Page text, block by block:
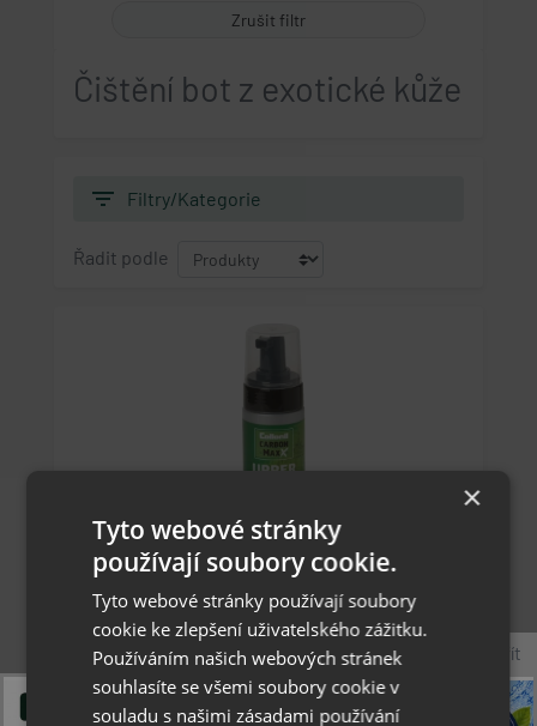
Zrušit filtr
Čištění bot z exotické kůže
filter_list Filtry/Kategorie
Řadit podle
Collonil Carbon MaxX Upper Cleaner 150 ml -
čistící pěna s micelární technologií
213 Kč
Zavřít
×
Tyto webové stránky
používají soubory cookie.
Tyto webové stránky používají soubory
cookie ke zlepšení uživatelského zážitku.
Používáním našich webových stránek
souhlasíte se všemi soubory cookie v
souladu s našimi zásadami používání